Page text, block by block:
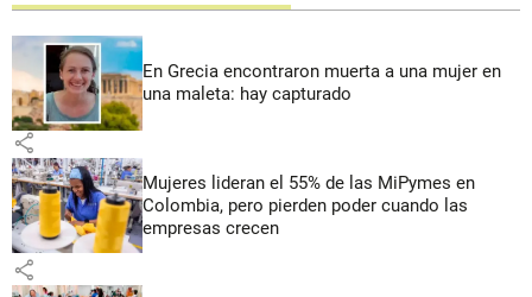
En Grecia encontraron muerta a una mujer en
una maleta: hay capturado
share
Mujeres lideran el 55% de las MiPymes en
Colombia, pero pierden poder cuando las
empresas crecen
share